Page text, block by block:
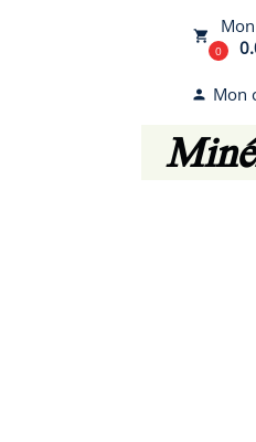
local_grocery_store
0
person Mon